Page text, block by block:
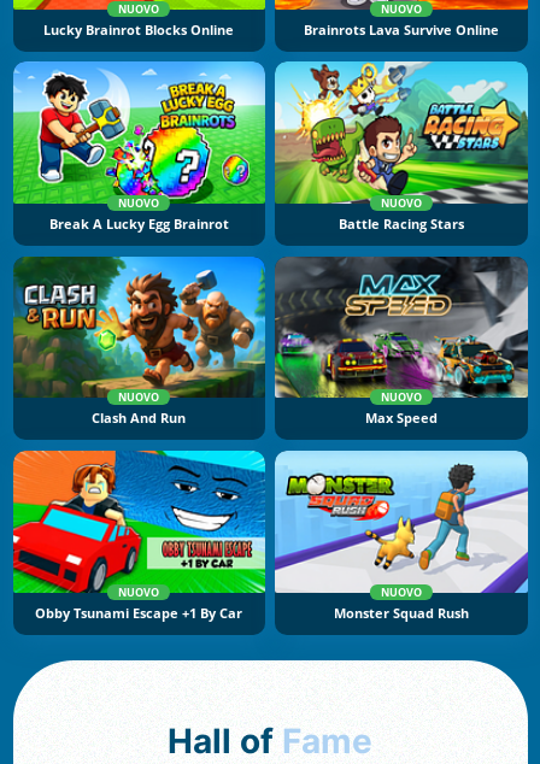
NUOVO
Lucky Brainrot Blocks Online
NUOVO
Brainrots Lava Survive Online
NUOVO
Break A Lucky Egg Brainrot
NUOVO
Battle Racing Stars
NUOVO
Clash And Run
NUOVO
Max Speed
NUOVO
Obby Tsunami Escape +1 By Car
NUOVO
Monster Squad Rush
Hall of Fame